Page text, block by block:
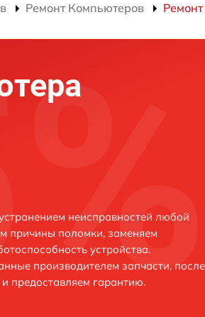
Ремонт Компьютеров
неисправностей любой
причины поломки, заменяем
устройства.
производителем запчасти, после
предоставляем гарантию.